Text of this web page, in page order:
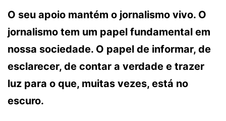
O seu apoio mantém o jornalismo vivo. O
jornalismo tem um papel fundamental em
nossa sociedade. O papel de informar, de
esclarecer, de contar a verdade e trazer
luz para o que, muitas vezes, está no
escuro.